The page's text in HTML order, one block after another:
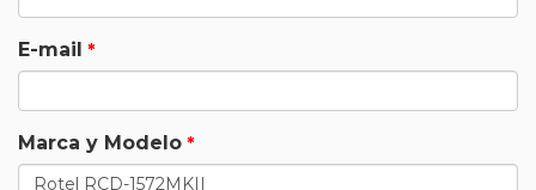
E-mail
Marca y Modelo